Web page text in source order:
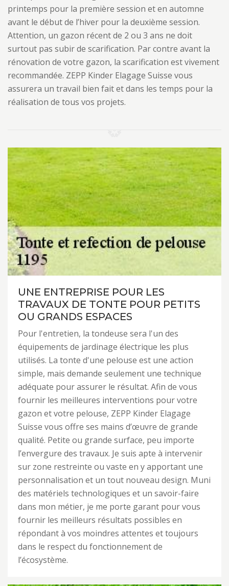
printemps pour la première session et en automne
avant le début de l’hiver pour la deuxième session.
Attention, un gazon récent de 2 ou 3 ans ne doit
surtout pas subir de scarification. Par contre avant la
rénovation de votre gazon, la scarification est vivement
recommandée. ZEPP Kinder Elagage Suisse vous
assurera un travail bien fait et dans les temps pour la
réalisation de tous vos projets.
UNE ENTREPRISE POUR LES
TRAVAUX DE TONTE POUR PETITS
OU GRANDS ESPACES
Pour l'entretien, la tondeuse sera l'un des
équipements de jardinage électrique les plus
utilisés. La tonte d'une pelouse est une action
simple, mais demande seulement une technique
adéquate pour assurer le résultat. Afin de vous
fournir les meilleures interventions pour votre
gazon et votre pelouse, ZEPP Kinder Elagage
Suisse vous offre ses mains d’œuvre de grande
qualité. Petite ou grande surface, peu importe
l’envergure des travaux. Je suis apte à intervenir
sur zone restreinte ou vaste en y apportant une
personnalisation et un tout nouveau design. Muni
des matériels technologiques et un savoir-faire
dans mon métier, je me porte garant pour vous
fournir les meilleurs résultats possibles en
répondant à vos moindres attentes et toujours
dans le respect du fonctionnement de
l’écosystème.